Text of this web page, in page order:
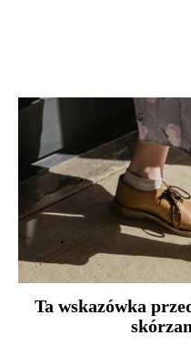
Ta wskazówka